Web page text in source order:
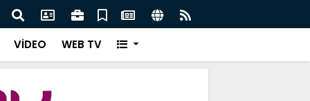
Ziyaret
VİDEO WEB TV